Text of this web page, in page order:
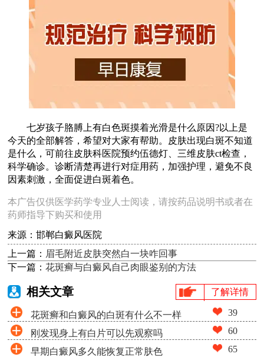
七岁孩子胳膊上有白色斑摸着光滑是什么原因?以上是
今天的全部解答，希望对大家有帮助。皮肤出现白斑不知道
是什么，可前往皮肤科医院预约伍德灯、三维皮肤ct检查，
科学确诊。诊断清楚再进行对症用药，加强护理，避免不良
因素刺激，全面促进白斑着色。
本广告仅供医学药学专业人士阅读，请按药品说明书或者在
药师指导下购买和使用
来源：邯郸白癜风医院
上一篇： 眉毛附近皮肤突然白一块咋回事
下一篇：花斑癣与白癜风自己肉眼鉴别的方法
相关文章 了解详情
花斑癣和白癜风的白斑有什么不一样 39
刚发现身上有白片可以先观察吗 60
早期白癜风多久能恢复正常肤色 65